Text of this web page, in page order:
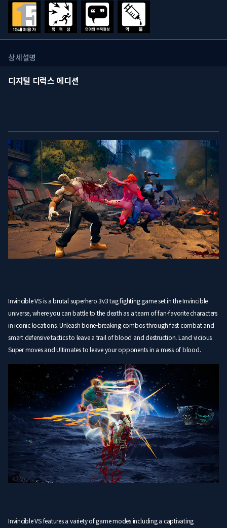
상세설명
디지털 디럭스 에디션
Invincible VS is a brutal superhero 3v3 tag fighting game set in the Invincible
universe, where you can battle to the death as a team of fan-favorite characters
in iconic locations. Unleash bone-breaking combos through fast combat and
smart defensive tactics to leave a trail of blood and destruction. Land vicious
Super moves and Ultimates to leave your opponents in a mess of blood.
Invincible VS features a variety of game modes including a captivating